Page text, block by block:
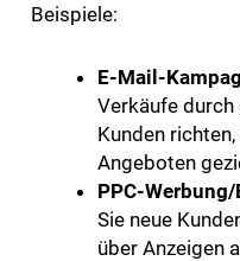
Beispiele:
E-Mail-
Verkäufe durch
Kunden
Angeboten
PPC-
Sie neue
über Anzeigen